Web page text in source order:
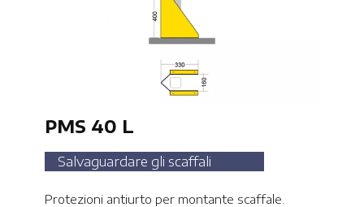
PMS 40 L
Salvaguardare gli scaffali
Protezioni antiurto per montante scaffale.